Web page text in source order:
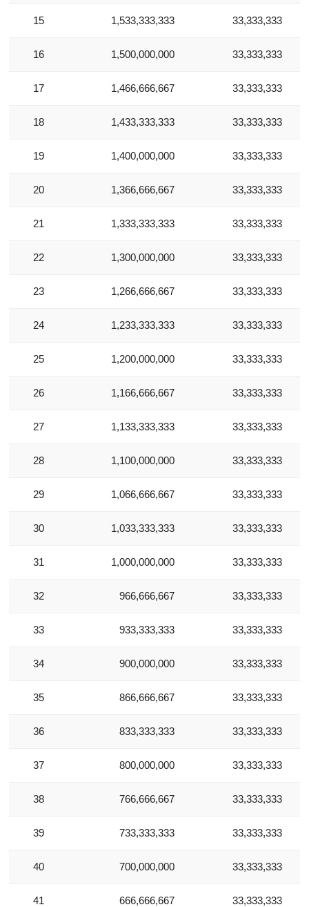
15 1,533,333,333 33,333,333
16 1,500,000,000 33,333,333
17 1,466,666,667 33,333,333
18 1,433,333,333 33,333,333
19 1,400,000,000 33,333,333
20 1,366,666,667 33,333,333
21 1,333,333,333 33,333,333
22 1,300,000,000 33,333,333
23 1,266,666,667 33,333,333
24 1,233,333,333 33,333,333
25 1,200,000,000 33,333,333
26 1,166,666,667 33,333,333
27 1,133,333,333 33,333,333
28 1,100,000,000 33,333,333
29 1,066,666,667 33,333,333
30 1,033,333,333 33,333,333
31 1,000,000,000 33,333,333
32 966,666,667 33,333,333
33 933,333,333 33,333,333
34 900,000,000 33,333,333
35 866,666,667 33,333,333
36 833,333,333 33,333,333
37 800,000,000 33,333,333
38 766,666,667 33,333,333
39 733,333,333 33,333,333
40 700,000,000 33,333,333
41 666,666,667 33,333,333
Các trường được đánh dấu*
10 của 10 Ký tự còn lại
Số tiền muốn vay*
Loại xe muốn báo giá*
Họ Tên
Điện thoại di động